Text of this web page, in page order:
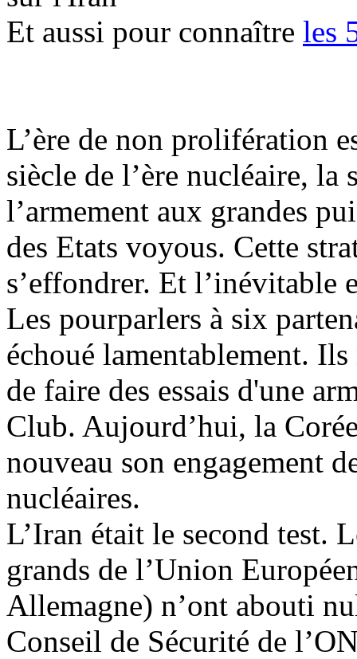
Et aussi pour connaître les
L’ère de non prolifération
siècle de l’ère nucléaire, la
l’armement aux grandes
des Etats voyous. Cette
s’effondrer. Et l’inévitable
Les pourparlers à six
échoué lamentablement.
de faire des essais d'une
Club. Aujourd’hui, la
nouveau son engagement
nucléaires.
L’Iran était le second test.
grands de l’Union
Allemagne) n’ont abouti
Conseil de Sécurité de